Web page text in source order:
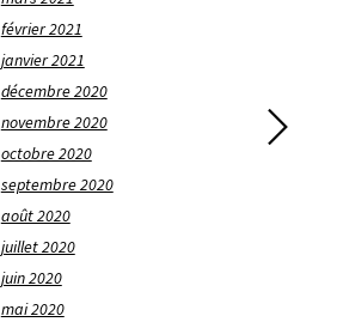
février 2021
janvier 2021
décembre 2020
novembre 2020
octobre 2020
septembre 2020
août 2020
juillet 2020
juin 2020
mai 2020